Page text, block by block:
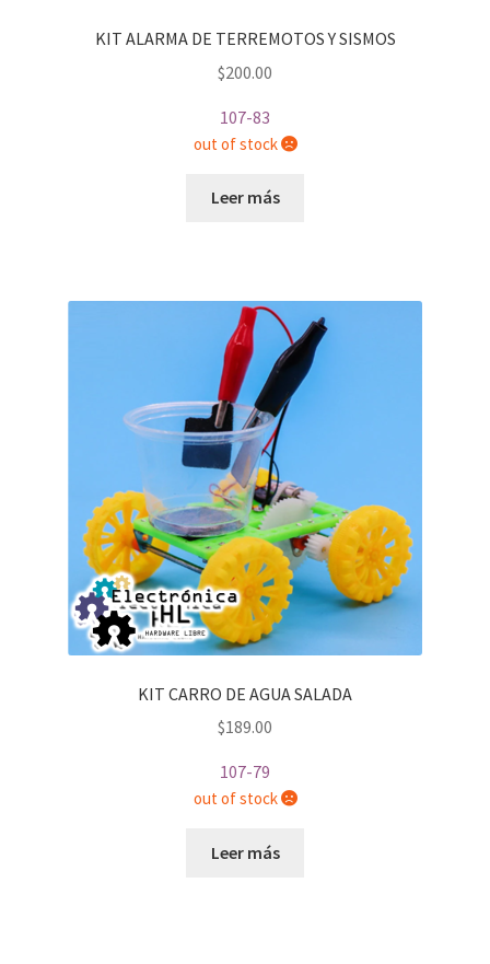
KIT ALARMA DE TERREMOTOS Y SISMOS
$200.00
107-83
out of stock
Leer más
KIT CARRO DE AGUA SALADA
$189.00
107-79
out of stock
Leer más